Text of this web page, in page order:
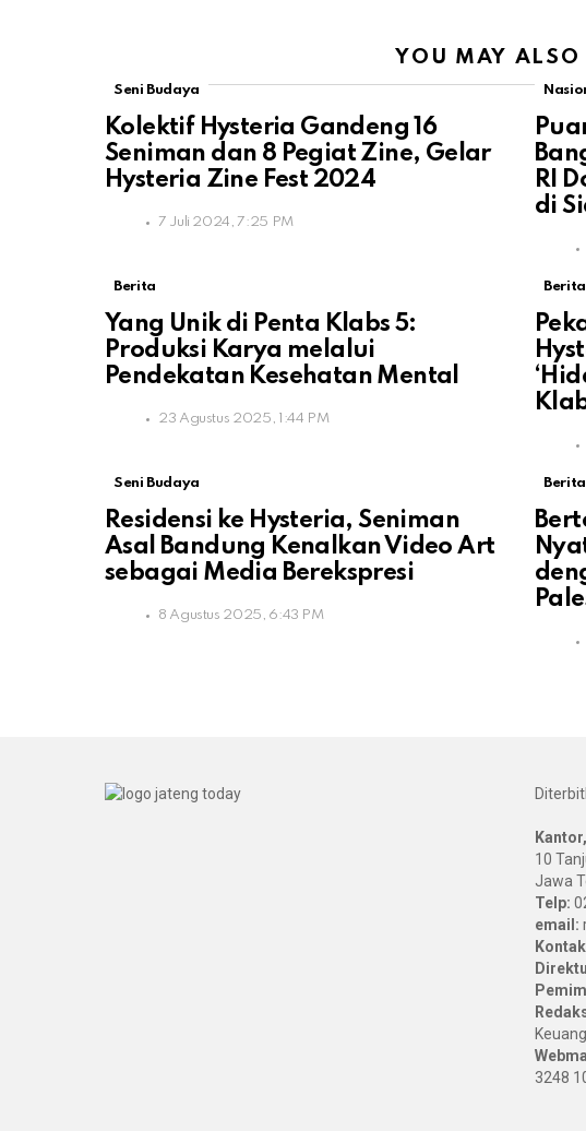
YOU MAY ALSO
Seni Budaya
Kolektif Hysteria Gandeng 16
Seniman dan 8 Pegiat Zine, Gelar
Hysteria Zine Fest 2024
7 Juli 2024, 7:25 PM
RI
di
Berita
Yang Unik di Penta Klabs 5:
Produksi Karya melalui
Pendekatan Kesehatan Mental
23 Agustus 2025, 1:44 PM
Berita
Seni Budaya
Residensi ke Hysteria, Seniman
Asal Bandung Kenalkan Video Art
sebagai Media Berekspresi
8 Agustus 2025, 6:43 PM
Berita
10
Jawa
Telp:
email:
3248